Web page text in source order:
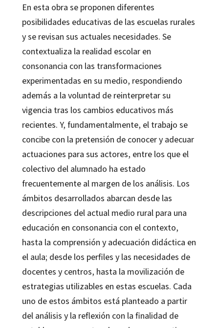
En esta obra se proponen diferentes
posibilidades educativas de las escuelas rurales
y se revisan sus actuales necesidades. Se
contextualiza la realidad escolar en
consonancia con las transformaciones
experimentadas en su medio, respondiendo
además a la voluntad de reinterpretar su
vigencia tras los cambios educativos más
recientes. Y, fundamentalmente, el trabajo se
concibe con la pretensión de conocer y adecuar
actuaciones para sus actores, entre los que el
colectivo del alumnado ha estado
frecuentemente al margen de los análisis. Los
ámbitos desarrollados abarcan desde las
descripciones del actual medio rural para una
educación en consonancia con el contexto,
hasta la comprensión y adecuación didáctica en
el aula; desde los perfiles y las necesidades de
docentes y centros, hasta la movilización de
estrategias utilizables en estas escuelas. Cada
uno de estos ámbitos está planteado a partir
del análisis y la reflexión con la finalidad de